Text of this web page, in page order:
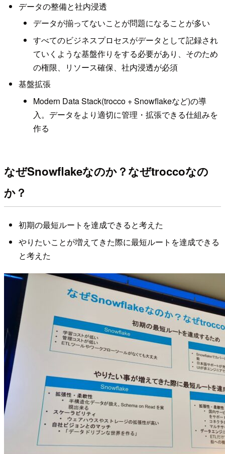
データの整備と社内浸透
データが揃ってないことが問題になることが多い
すべてのビジネスプロセスがデータとして記録され
ていくような基盤作りをする必要があり、そのため
の権限、リソース確保、社内浸透が必須
基盤拡張
Modern Data Stack(trocco + Snowflakeなど)の導
入。データをより適切に管理・拡張できる仕組みを
作る
なぜSnowflakeなのか？なぜtroccoなの
か？
初期の最短ルートを達成できると考えた
やりたいことが増えてきた際に最短ルートを達成できる
と考えた